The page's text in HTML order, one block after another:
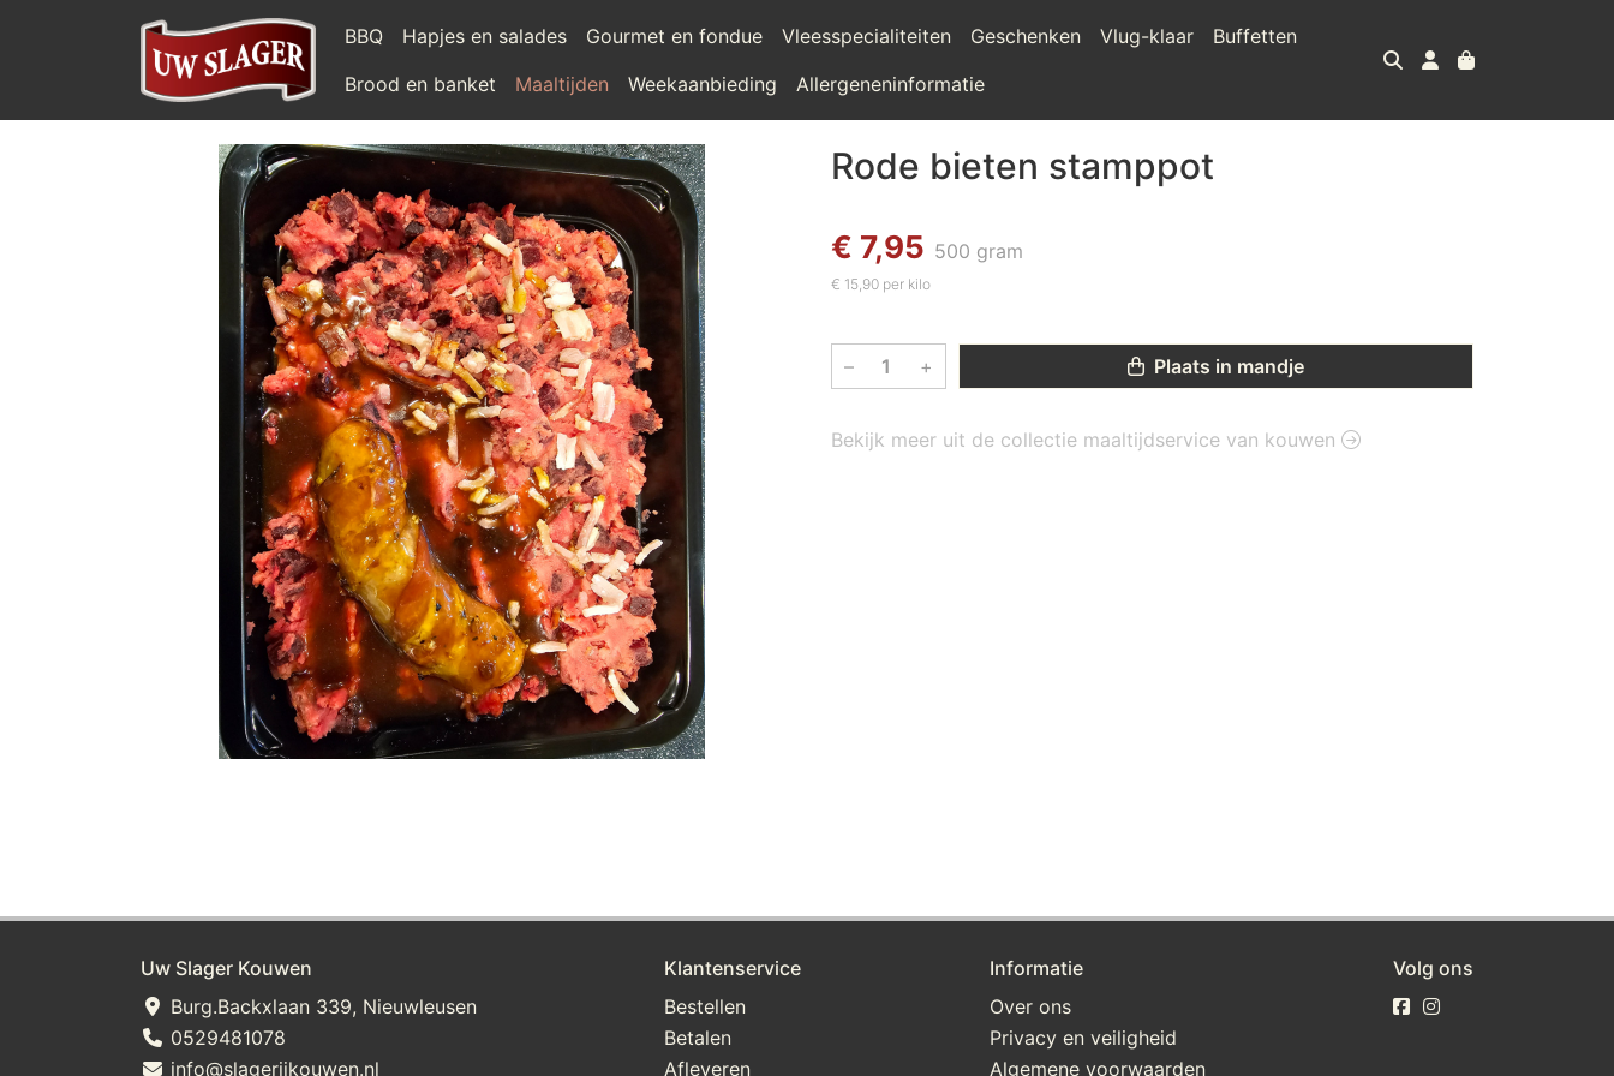
BBQ Hapjes en salades Gourmet en fondue Vleesspecialiteiten Geschenken Vlug-klaar
Buffetten
Brood en banket
Maaltijden Weekaanbieding Allergeneninformatie
Rode bieten stamppot
€ 7,95 500 gram
€ 15,90 per kilo
– + Plaats in mandje
Bekijk meer uit de collectie maaltijdservice van kouwen
Uw Slager Kouwen
Burg.Backxlaan 339, Nieuwleusen
0529481078
info@slagerijkouwen.nl
Klantenservice
Bestellen
Betalen
Afleveren
Informatie
Over ons
Privacy en veiligheid
Algemene voorwaarden
Volg ons